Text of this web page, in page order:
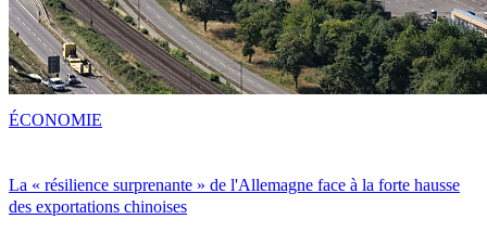
La « résilience surprenante » de l'Allemagne face à la forte hausse
des exportations chinoises
ÉCONOMIE